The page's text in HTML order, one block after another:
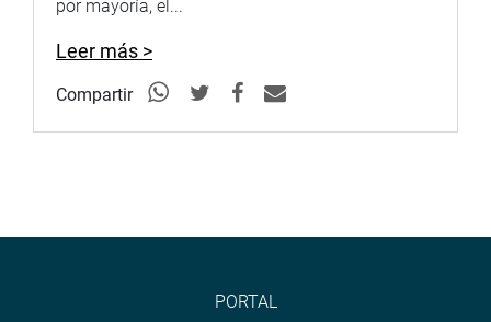
Heraldo:goo.gl/Ty5Tto
Portal: http://www.congreso.gob.pe/
Facebook:https://goo.gl/s5t7XN
por mayoría, el...
Leer más >
Compartir
PORTAL